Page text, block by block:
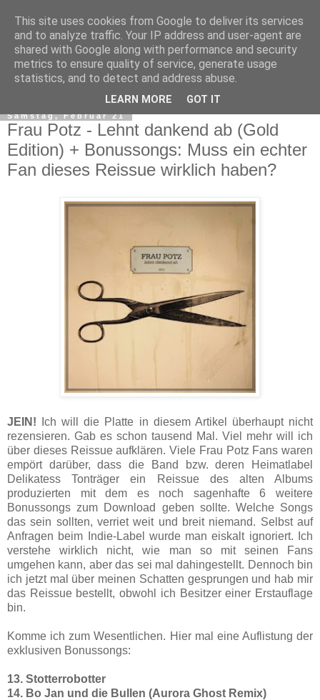
Samstag, Februar 21
Frau Potz - Lehnt dankend ab (Gold
Edition) + Bonussongs: Muss ein echter
Fan dieses Reissue wirklich haben?
JEIN! Ich will die Platte in diesem Artikel überhaupt nicht
rezensieren. Gab es schon tausend Mal. Viel mehr will ich
über dieses Reissue aufklären. Viele Frau Potz Fans waren
empört darüber, dass die Band bzw. deren Heimatlabel
Delikatess Tonträger ein Reissue des alten Albums
produzierten mit dem es noch sagenhafte 6 weitere
Bonussongs zum Download geben sollte. Welche Songs
das sein sollten, verriet weit und breit niemand. Selbst auf
Anfragen beim Indie-Label wurde man eiskalt ignoriert. Ich
verstehe wirklich nicht, wie man so mit seinen Fans
umgehen kann, aber das sei mal dahingestellt. Dennoch bin
ich jetzt mal über meinen Schatten gesprungen und hab mir
das Reissue bestellt, obwohl ich Besitzer einer Erstauflage
bin.
Komme ich zum Wesentlichen. Hier mal eine Auflistung der
exklusiven Bonussongs:
13. Stotterrobotter
14. Bo Jan und die Bullen (Aurora Ghost Remix)
This site uses cookies from Google to deliver its services
and to analyze traffic. Your IP address and user-agent are
shared with Google along with performance and security
metrics to ensure quality of service, generate usage
statistics, and to detect and address abuse.
LEARN MORE GOT IT